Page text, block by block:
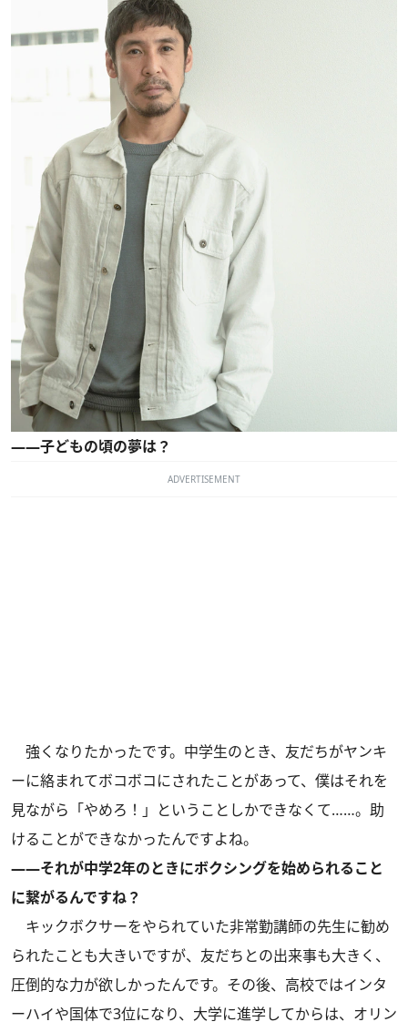
――子どもの頃の夢は？
ADVERTISEMENT
強くなりたかったです。中学生のとき、友だちがヤンキ
ーに絡まれてボコボコにされたことがあって、僕はそれを
見ながら「やめろ！」ということしかできなくて……。助
けることができなかったんですよね。
――それが中学2年のときにボクシングを始められること
に繋がるんですね？
キックボクサーをやられていた非常勤講師の先生に勧め
られたことも大きいですが、友だちとの出来事も大きく、
圧倒的な力が欲しかったんです。その後、高校ではインタ
ーハイや国体で3位になり、大学に進学してからは、オリン